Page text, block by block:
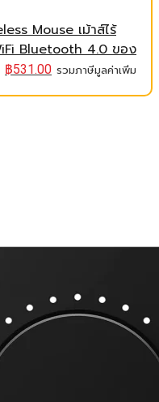
Mouse เม้าส์ไร้
Bluetooth 4.0 ของ
฿531.00 รวมภาษีมูลค่าเพิ่ม